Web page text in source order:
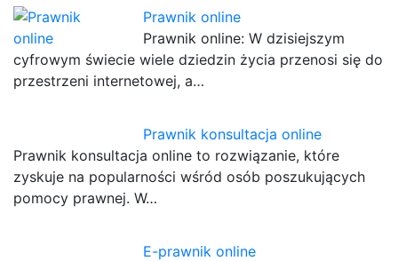
Prawnik online
Prawnik online: W dzisiejszym
cyfrowym świecie wiele dziedzin życia przenosi się do
przestrzeni internetowej, a…
Prawnik konsultacja online
Prawnik konsultacja online to rozwiązanie, które
zyskuje na popularności wśród osób poszukujących
pomocy prawnej. W…
E-prawnik online